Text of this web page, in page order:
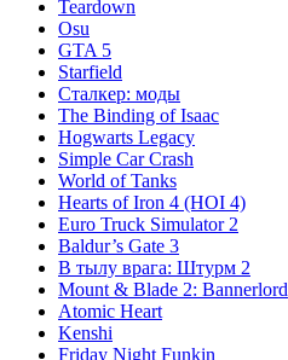
Teardown
Osu
GTA 5
Starfield
Сталкер: моды
The Binding of Isaac
Hogwarts Legacy
Simple Car Crash
World of Tanks
Hearts of Iron 4 (HOI 4)
Euro Truck Simulator 2
Baldur’s Gate 3
В тылу врага: Штурм 2
Mount & Blade 2: Bannerlord
Atomic Heart
Kenshi
Friday Night Funkin